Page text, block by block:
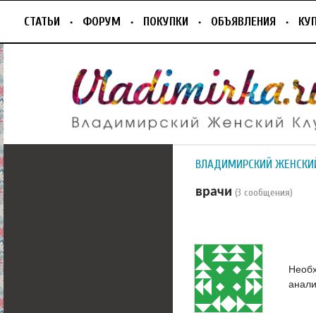
СТАТЬИ ФОРУМ ПОКУПКИ ОБЪЯВЛЕНИЯ
ВЛАДИМИРСКИЙ
врачи (3 сообщения)